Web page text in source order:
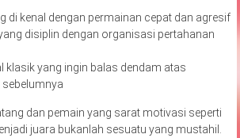
di kenal dengan permainan cepat dan agresif
disiplin dengan organisasi pertahanan
klasik yang ingin balas dendam atas
sebelumnya
dan pemain yang sarat motivasi seperti
juara bukanlah sesuatu yang mustahil.